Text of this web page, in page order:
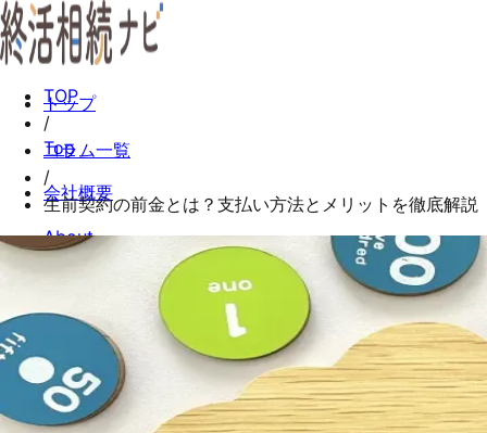
トップ
Top
会社概要
About
Columns
お問い合わせ
Contact
TOP
/
コラム一覧
/
生前契約の前金とは？支払い方法とメリットを徹底解説